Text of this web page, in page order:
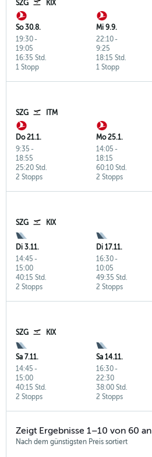
SZG KIX
So 30.8.
19:30-
19:05
1 Stopp
16:35 Std.
Mi 9.9.
22:10-
9:25
1 Stopp
18:15 Std.
SZG ITM
Do 21.1.
9:35 -
18:55
2 Stopps
25:20 Std.
Mo 25.1.
14:05 -
18:15
2 Stopps
60:10 Std.
SZG KIX
Di 3.11.
14:45 -
15:00
2 Stopps
40:15 Std.
Di 17.11.
16:30-
10:05
2 Stopps
49:35 Std.
SZG KIX
Sa 7.11.
14:45 -
15:00
2 Stopps
40:15 Std.
Sa 14.11.
16:30-
22:30
2 Stopps
38:00 Std.
Zeigt Ergebnisse 1–10 von 60 an
Nach dem günstigsten Preis sortiert